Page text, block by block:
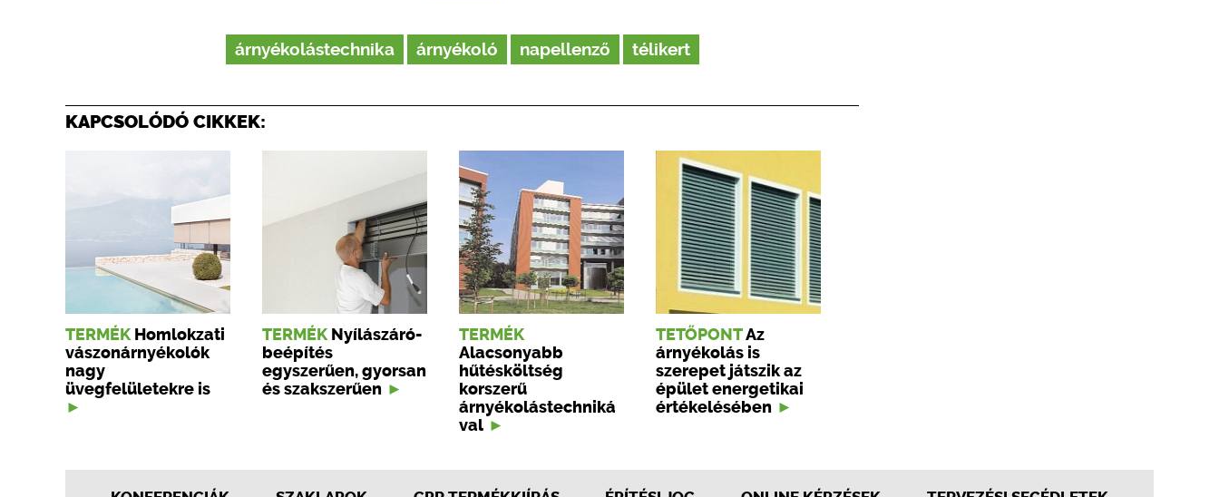
árnyékolástechnika árnyékoló napellenző télikert
KAPCSOLÓDÓ CIKKEK:
TERMÉK Homlokzati
vászonárnyékolók
nagy
üvegfelületekre is
TERMÉK Nyílászáró-
beépítés
egyszerűen, gyorsan
és szakszerűen
TERMÉK
Alacsonyabb
hűtésköltség
korszerű
árnyékolástechniká
val
TETŐPONTAz
árnyékolás is
szerepet játszik az
épület energetikai
értékelésében